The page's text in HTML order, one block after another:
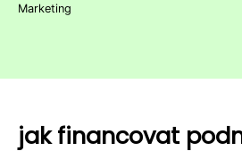
Marketing
jak financovat